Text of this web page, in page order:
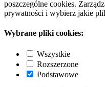
poszczególne cookies.
prywatności i wybierz jakie
Wybrane pliki cookies:
Wszystkie
Rozszerzone
Podstawowe